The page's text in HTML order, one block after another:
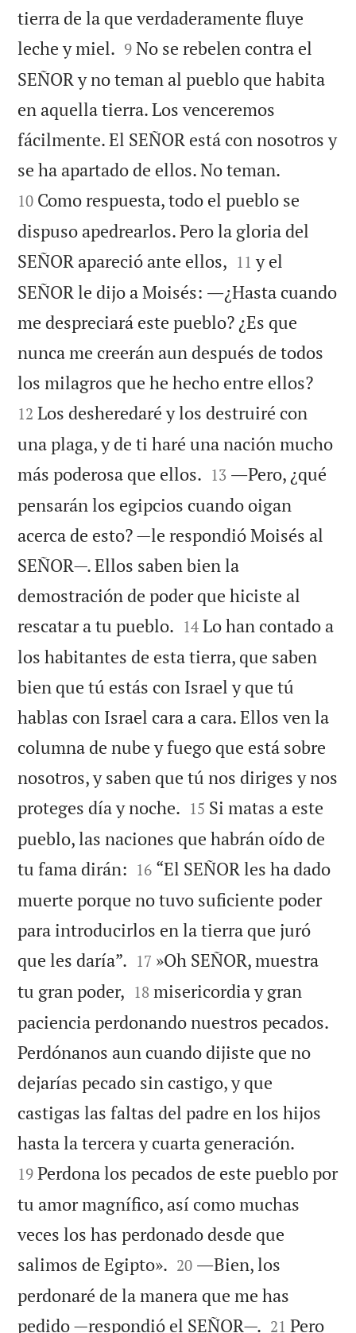
tierra de la que verdaderamente fluye
leche y miel. 

9 No se rebelen contra el
SEÑOR y no teman al pueblo que habita
en aquella tierra. Los venceremos
fácilmente. El SEÑOR está con nosotros y
se ha apartado de ellos. No teman.
10 Como respuesta, todo el pueblo se
dispuso apedrearlos. Pero la gloria del
SEÑOR apareció ante ellos, 

11 y el
SEÑOR le dijo a Moisés: ―¿Hasta cuando
me despreciará este pueblo? ¿Es que
nunca me creerán aun después de todos
los milagros que he hecho entre ellos?
12 Los desheredaré y los destruiré con
una plaga, y de ti haré una nación mucho
más poderosa que ellos. 

13 ―Pero, ¿qué
pensarán los egipcios cuando oigan
acerca de esto? —le respondió Moisés al
SEÑOR—. Ellos saben bien la
demostración de poder que hiciste al
rescatar a tu pueblo. 

14 Lo han contado a
los habitantes de esta tierra, que saben
bien que tú estás con Israel y que tú
hablas con Israel cara a cara. Ellos ven la
columna de nube y fuego que está sobre
nosotros, y saben que tú nos diriges y nos
proteges día y noche. 

15 Si matas a este
pueblo, las naciones que habrán oído de
tu fama dirán: 

16 “El SEÑOR les ha dado
muerte porque no tuvo suficiente poder
para introducirlos en la tierra que juró
que les daría”. 

17 »Oh SEÑOR, muestra
tu gran poder, 

18 misericordia y gran
paciencia perdonando nuestros pecados.
Perdónanos aun cuando dijiste que no
dejarías pecado sin castigo, y que
castigas las faltas del padre en los hijos
hasta la tercera y cuarta generación.
19 Perdona los pecados de este pueblo por
tu amor magnífico, así como muchas
veces los has perdonado desde que
salimos de Egipto». 

20 ―Bien, los
perdonaré de la manera que me has
pedido —respondió el SEÑOR—. 

21 Pero